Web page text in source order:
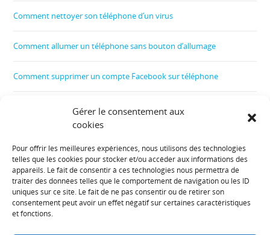
Gérer le consentement aux
cookies
Pour offrir les meilleures expériences, nous utilisons des technologies
telles que les cookies pour stocker et/ou accéder aux informations des
appareils. Le fait de consentir à ces technologies nous permettra de
traiter des données telles que le comportement de navigation ou les ID
uniques sur ce site. Le fait de ne pas consentir ou de retirer son
consentement peut avoir un effet négatif sur certaines caractéristiques
et fonctions.
Comment nettoyer son téléphone d’un virus
Comment allumer un téléphone sans bouton d’allumage
Comment supprimer un compte Facebook sur téléphone
Comment créer un film
Informations diverses :
Plan de site